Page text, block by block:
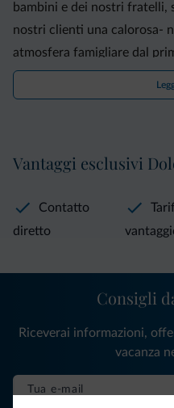
bambini e dei nostri fratelli,
nostri clienti una calorosa-
atmosfera famigliare dal
Vantaggi esclusivi
Contatto
diretto
Consigli
Riceverai informazioni,
vacanza